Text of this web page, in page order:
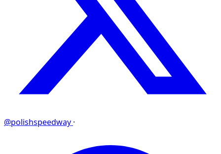
@polishspeedway ·